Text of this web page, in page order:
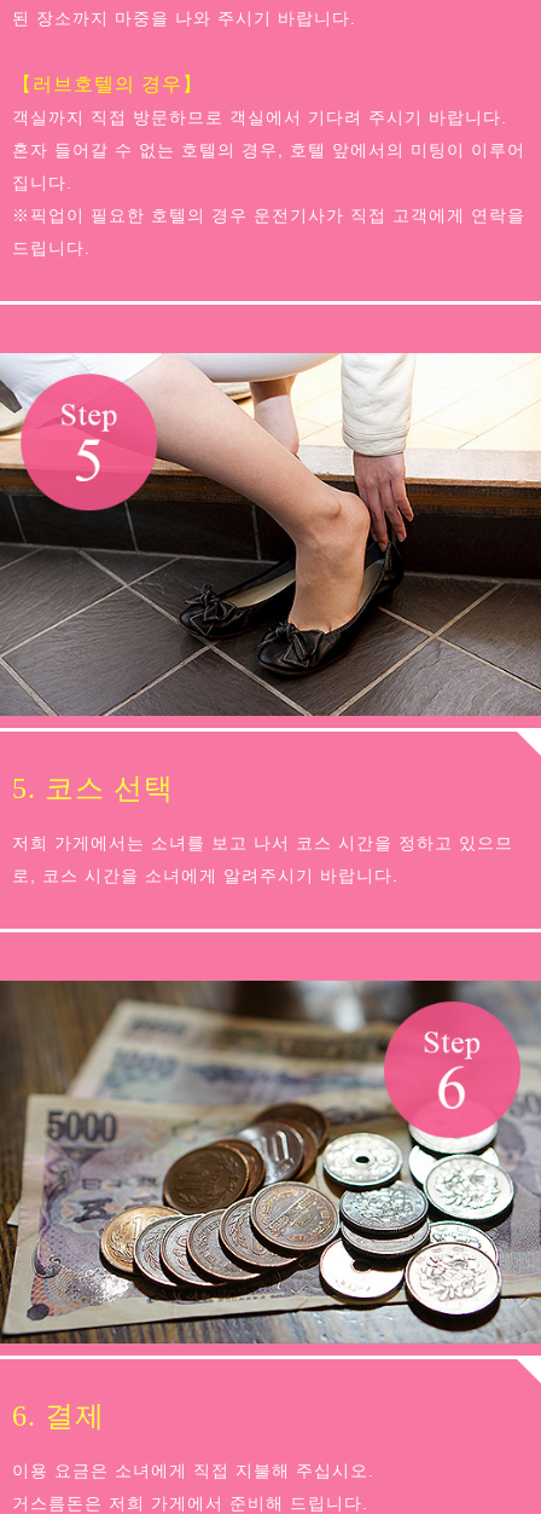
된 장소까지 마중을 나와 주시기 바랍니다.
【러브호텔의 경우】
객실까지 직접 방문하므로 객실에서 기다려 주시기 바랍니다.
혼자 들어갈 수 없는 호텔의 경우, 호텔 앞에서의 미팅이 이루어
집니다.
※픽업이 필요한 호텔의 경우 운전기사가 직접 고객에게 연락을
드립니다.
5. 코스 선택
저희 가게에서는 소녀를 보고 나서 코스 시간을 정하고 있으므
로, 코스 시간을 소녀에게 알려주시기 바랍니다.
6. 결제
이용 요금은 소녀에게 직접 지불해 주십시오.
거스름돈은 저희 가게에서 준비해 드립니다.